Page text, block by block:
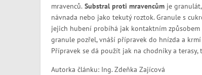
mravenců.Substral proti mravencůmje granulát,
návnada nebo jako tekutý roztok. Granule s
jejich hubení probíhá jak kontaktním způsobem
granule pozřel, vnáší přípravek do hnízda a
Přípravek se dá použít jak na chodníky a terasy,
Autorka článku: Ing. Zdeňka Zajícová